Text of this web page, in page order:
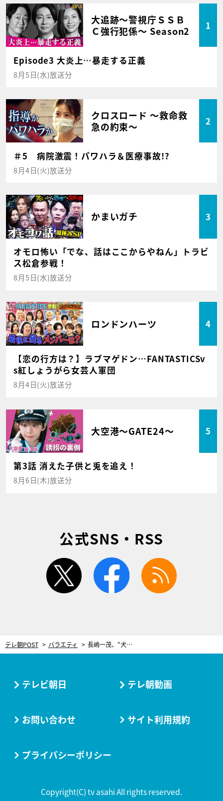
大追跡～警視庁ＳＳＢ
Ｃ強行犯係～ Season2
1
Episode3 大炎上…暴走する正義
8月5日(水)放送分
クロスロード ～救命救
急の約束～
2
＃5 病院激震！パワハラ＆医療事故!?
8月4日(火)放送分
かまいガチ 3
オモロ怖い「でな、話はここからやねん」トラビ
ス松倉参戦！
8月5日(水)放送分
ロンドンハーツ 4
【恋の行方は？】ラブマゲドン…FANTASTICSv
s紅しょうがら女芸人軍団
8月4日(火)放送分
大空港～GATE24～ 5
第3話 消えた子供と兎を追え！
8月6日(木)放送分
公式SNS・RSS
twitter facebook
テレ朝POST バラエティ 長嶋一茂、“犬猿の仲”のタレントを猛烈批判！「生き方がしたたか」「形勢が悪くなるとすぐ…」
テレビ朝日 テレ朝動画
お問い合わせ サイト利用規約
プライバシーポリシー
Copyright(C) tv asahi All rights reserved.